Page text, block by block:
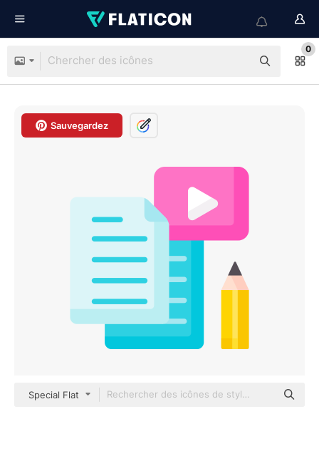
0
Sauvegardez
Special Flat